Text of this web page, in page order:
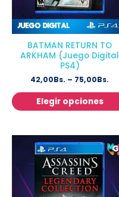
BATMAN RETURN TO
ARKHAM (Juego Digital
PS4)
42,00Bs. – 75,00Bs.
Elegir opciones